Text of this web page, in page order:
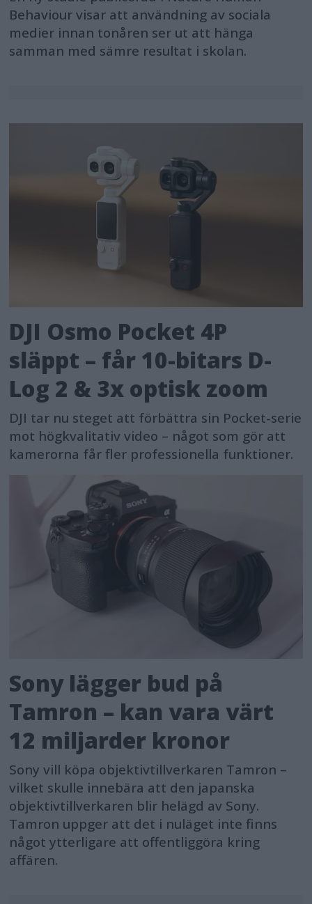
Behaviour visar att användning av sociala
medier innan tonåren ser ut att hänga
samman med sämre resultat i skolan.
DJI Osmo Pocket 4P
släppt – får 10-bitars D-
Log 2 & 3x optisk zoom
DJI tar nu steget att förbättra sin Pocket-serie
mot högkvalitativ video – något som gör att
kamerorna får fler professionella funktioner.
Sony lägger bud på
Tamron – kan vara värt
12 miljarder kronor
Sony vill köpa objektivtillverkaren Tamron –
vilket skulle innebära att den japanska
objektivtillverkaren blir helägd av Sony.
Tamron uppger att det i nuläget inte finns
något ytterligare att offentliggöra kring
affären.